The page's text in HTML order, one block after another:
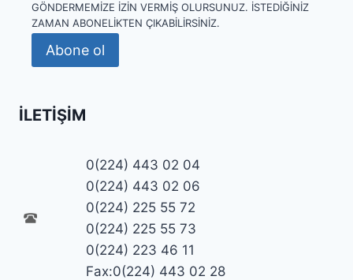
GÖNDERMEMIZE IZIN VERMIŞ OLURSUNUZ. İSTEDIĞINIZ
ZAMAN ABONELIKTEN ÇIKABILIRSINIZ.
Abone ol
İLETIŞIM
0(224) 443 02 04
0(224) 443 02 06
0(224) 225 55 72
0(224) 225 55 73
0(224) 223 46 11
Fax:0(224) 443 02 28